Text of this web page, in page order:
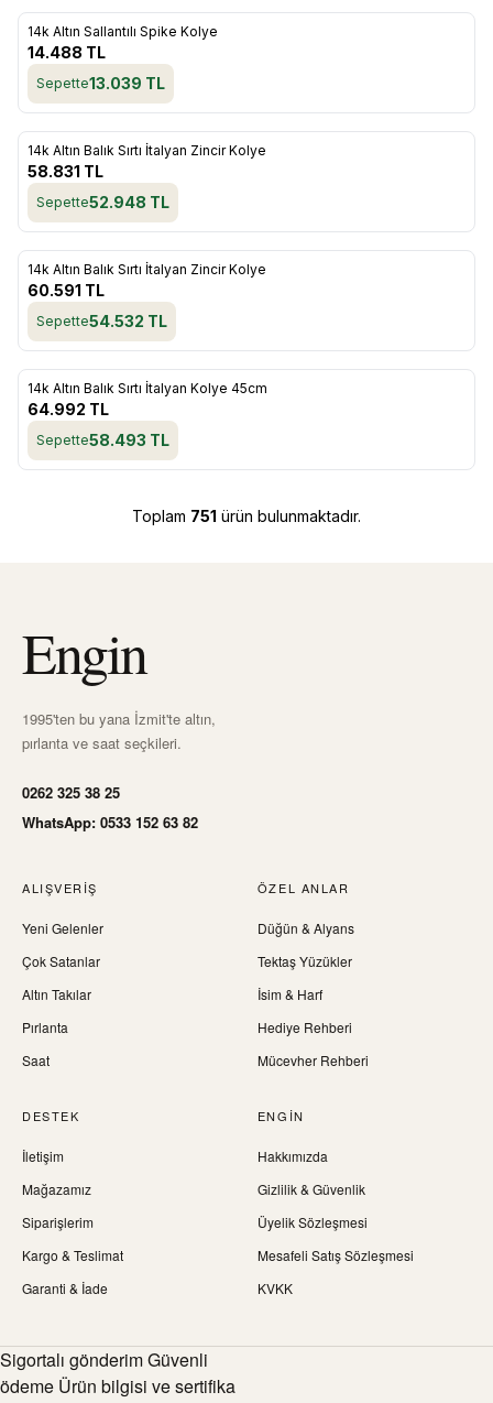
Favorilere Ekle
14k Altın Sallantılı Spike Kolye
14.488 TL
Sepette13.039 TL
Favorilere Ekle
14k Altın Balık Sırtı İtalyan Zincir Kolye
58.831 TL
Sepette52.948 TL
Favorilere Ekle
14k Altın Balık Sırtı İtalyan Zincir Kolye
60.591 TL
Sepette54.532 TL
Favorilere Ekle
14k Altın Balık Sırtı İtalyan Kolye 45cm
64.992 TL
Sepette58.493 TL
Toplam 751 ürün bulunmaktadır.
Engin
1995'ten bu yana İzmit'te altın,
pırlanta ve saat seçkileri.
0262 325 38 25
WhatsApp: 0533 152 63 82
ALIŞVERIŞ
Yeni Gelenler
Çok Satanlar
Altın Takılar
Pırlanta
Saat
ÖZEL ANLAR
Düğün & Alyans
Tektaş Yüzükler
İsim & Harf
Hediye Rehberi
Mücevher Rehberi
DESTEK
İletişim
Mağazamız
Siparişlerim
Kargo & Teslimat
Garanti & İade
ENGIN
Hakkımızda
Gizlilik & Güvenlik
Üyelik Sözleşmesi
Mesafeli Satış Sözleşmesi
KVKK
Sigortalı gönderim Güvenli
ödeme Ürün bilgisi ve sertifika